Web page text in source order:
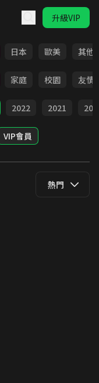
升級VIP
日本 歐美 其他
家庭 校園 友情
2022 2021
VIP會員
熱門